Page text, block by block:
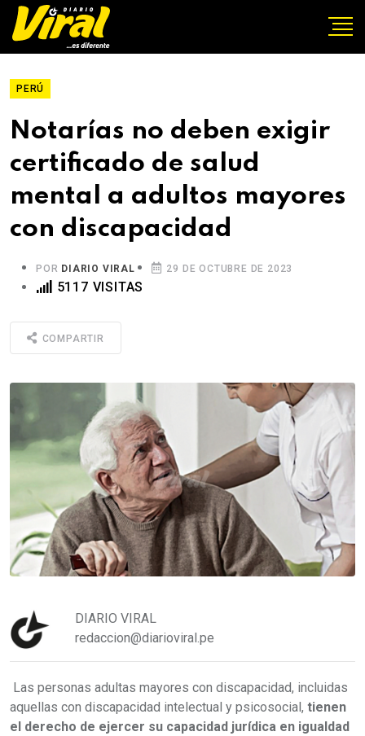
PERÚ
Notarías no deben exigir
certificado de salud
mental a adultos mayores
con discapacidad
POR DIARIO VIRAL 29 DE OCTUBRE DE 2023
5117 VISITAS
COMPARTIR
DIARIO VIRAL
redaccion@diarioviral.pe
Las personas adultas mayores con discapacidad, incluidas
aquellas con discapacidad intelectual y psicosocial, tienen
el derecho de ejercer su capacidad jurídica en igualdad